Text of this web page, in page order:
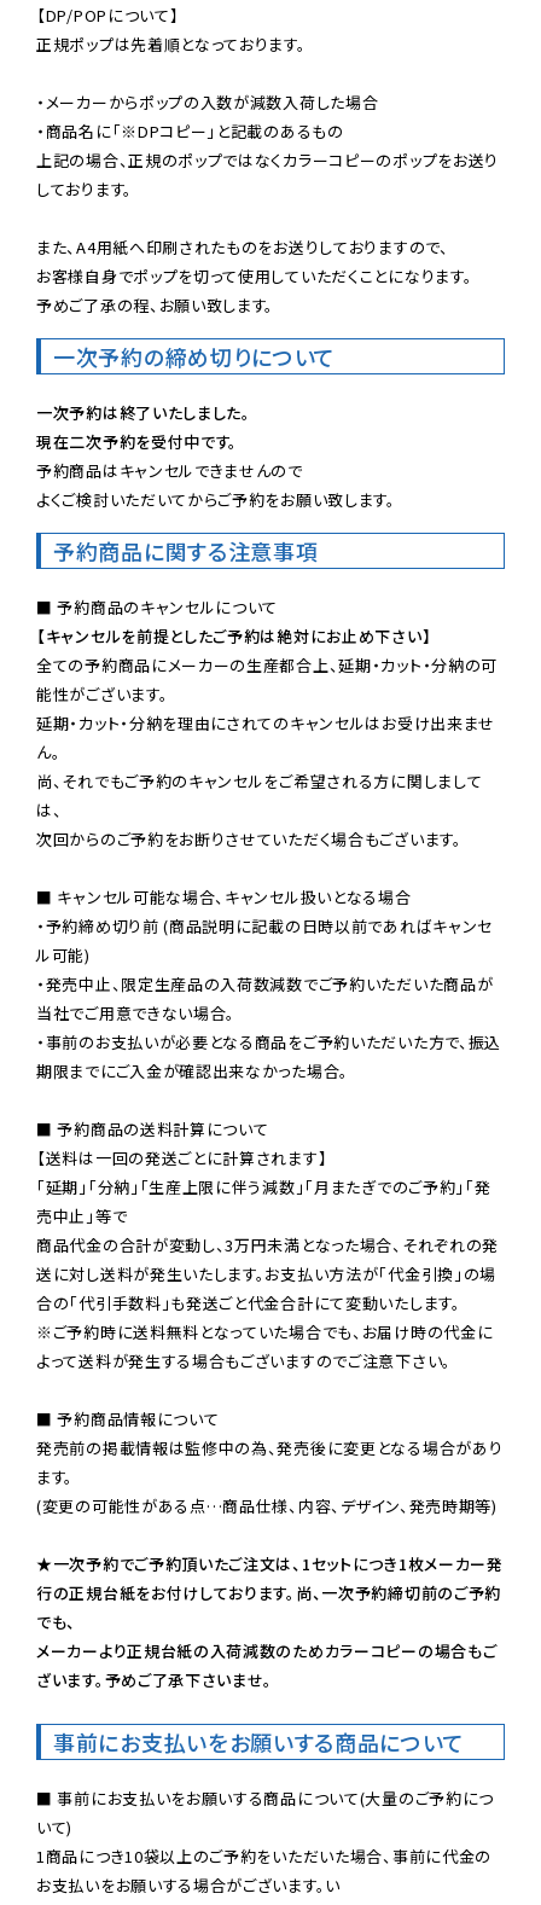
【DP/POPについて】
正規ポップは先着順となっております。
・メーカーからポップの入数が減数入荷した場合
・商品名に「※DPコピー」と記載のあるもの
上記の場合、正規のポップではなくカラーコピーのポップをお送り
しております。
また、A4用紙へ印刷されたものをお送りしておりますので、
お客様自身でポップを切って使用していただくことになります。
予めご了承の程、お願い致します。
一次予約の締め切りについて
一次予約は終了いたしました。
現在二次予約を受付中です。
予約商品はキャンセルできませんので
よくご検討いただいてからご予約をお願い致します。
予約商品に関する注意事項
【キャンセルを前提としたご予約は絶対にお止め下さい】
全ての予約商品にメーカーの生産都合上、延期・カット・分納の可
能性がございます。
延期・カット・分納を理由にされてのキャンセルはお受け出来ませ
ん。
尚、それでもご予約のキャンセルをご希望される方に関しまして
は、
次回からのご予約をお断りさせていただく場合もございます。
■ キャンセル可能な場合、キャンセル扱いとなる場合
・予約締め切り前 (商品説明に記載の日時以前であればキャンセ
ル可能)
・発売中止、限定生産品の入荷数減数でご予約いただいた商品が
当社でご用意できない場合。
・事前のお支払いが必要となる商品をご予約いただいた方で、振込
期限までにご入金が確認出来なかった場合。
■ 予約商品の送料計算について
【送料は一回の発送ごとに計算されます】
「延期」「分納」「生産上限に伴う減数」「月またぎでのご予約」「発
売中止」等で
商品代金の合計が変動し、3万円未満となった場合、それぞれの発
送に対し送料が発生いたします。お支払い方法が「代金引換」の場
※ご予約時に送料無料となっていた場合でも、お届け時の代金に
よって送料が発生する場合もございますのでご注意下さい。
■ 予約商品情報について
発売前の掲載情報は監修中の為、発売後に変更となる場合があり
ます。
(変更の可能性がある点…商品仕様、内容、デザイン、発売時期等)
★一次予約でご予約頂いたご注文は、1セットにつき1枚メーカー発
行の正規台紙をお付けしております。尚、一次予約締切前のご予約
でも、
メーカーより正規台紙の入荷減数のためカラーコピーの場合もご
ざいます。予めご了承下さいませ。
事前にお支払いをお願いする商品について
■ 事前にお支払いをお願いする商品について(大量のご予約につ
いて)
1商品につき10袋以上のご予約をいただいた場合、事前に代金の
お支払いをお願いする場合がございます。い